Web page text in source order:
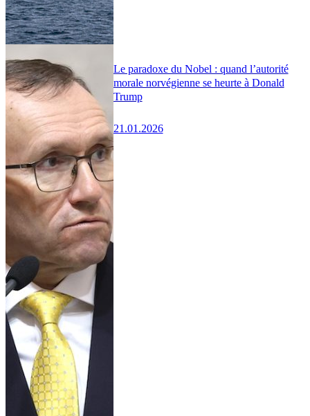
Le paradoxe du Nobel : quand l’autorité
morale norvégienne se heurte à Donald
Trump
21.01.2026